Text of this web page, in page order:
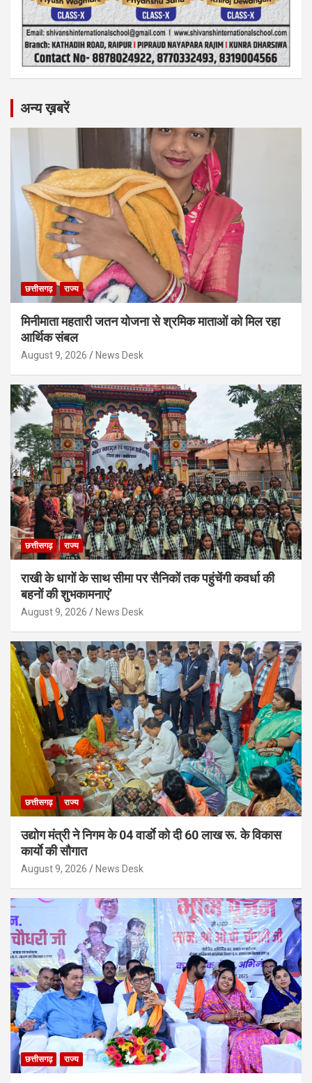
अन्य ख़बरें
छत्तीसगढ़ राज्य
मिनीमाता महतारी जतन योजना से श्रमिक माताओं को मिल रहा
आर्थिक संबल
August 9, 2026 News Desk
छत्तीसगढ़ राज्य
राखी के धागों के साथ सीमा पर सैनिकों तक पहुंचेंगी कवर्धा की
बहनों की शुभकामनाएं’
August 9, 2026 News Desk
छत्तीसगढ़ राज्य
उद्योग मंत्री ने निगम के 04 वार्डाे को दी 60 लाख रू. के विकास
कार्याे की सौगात
August 9, 2026 News Desk
छत्तीसगढ़ राज्य